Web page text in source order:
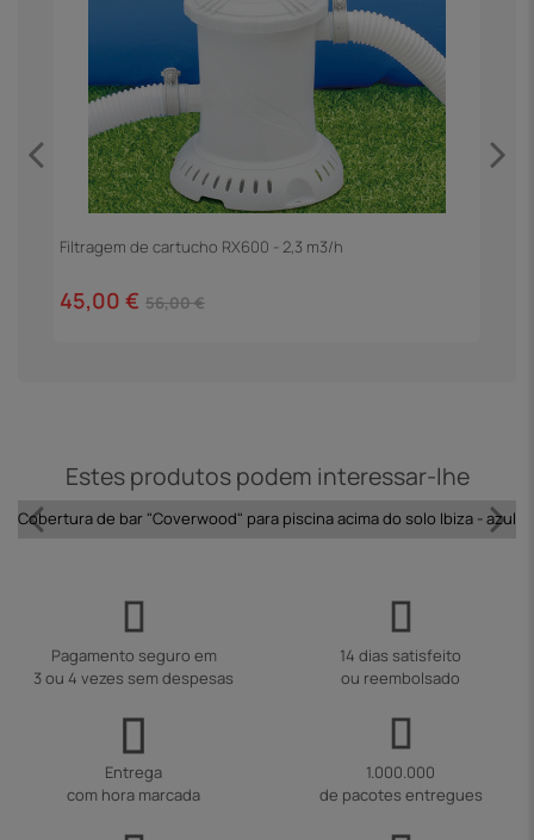
Filtragem de cartucho RX600 - 2,3 m3/h
45,00 € 56,00 €
Estes produtos podem interessar-lhe
Cobertura de bar "Coverwood" para piscina acima do solo Ibiza - azul
Pagamento seguro em
3 ou 4 vezes sem despesas
14 dias satisfeito
ou reembolsado
Entrega
com hora marcada
1.000.000
de pacotes entregues